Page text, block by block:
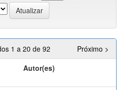
1 a 20 de 92
Próximo >
Autor(es)